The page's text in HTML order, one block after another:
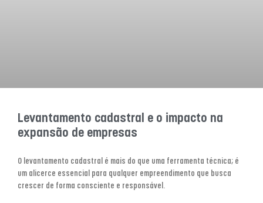
Levantamento cadastral e o impacto na
expansão de empresas
O levantamento cadastral é mais do que uma ferramenta técnica; é
um alicerce essencial para qualquer empreendimento que busca
crescer de forma consciente e responsável.